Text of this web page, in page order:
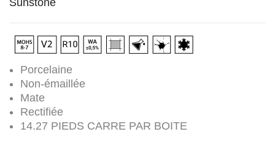
Sunstone
Porcelaine
Non-émaillée
Mate
Rectifiée
14.27 PIEDS CARRE PAR BOITE